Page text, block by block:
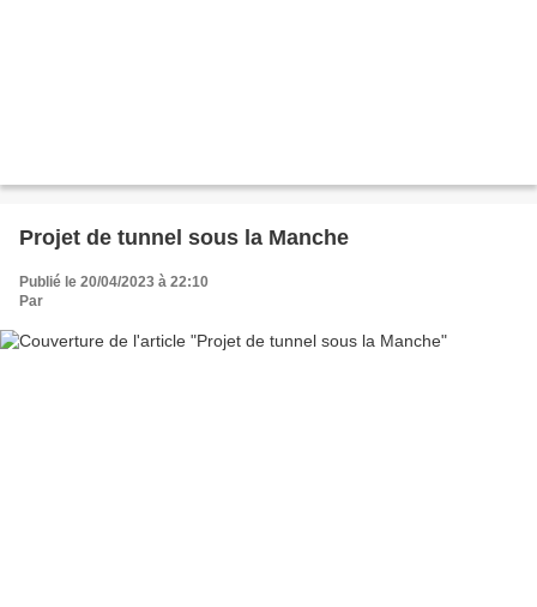
Projet de tunnel sous la Manche
Publié le 20/04/2023 à 22:10
Par